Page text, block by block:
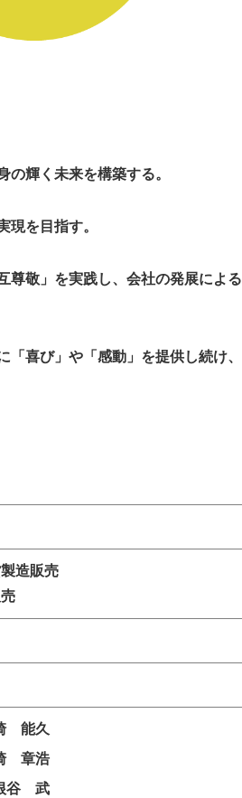
輝く未来を構築する。
現を目指す。
尊敬」を実践し、会社の発展による
喜び」や「感動」を提供し続け、
造販売
能久
章浩
谷 武